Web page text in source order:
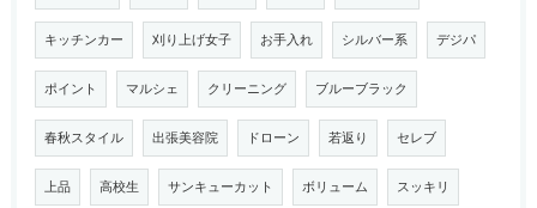
キッチンカー 刈り上げ女子 お手入れ シルバー系 デジパ
ポイント マルシェ クリーニング ブルーブラック
春秋スタイル 出張美容院 ドローン 若返り セレブ
上品 高校生 サンキューカット ボリューム スッキリ